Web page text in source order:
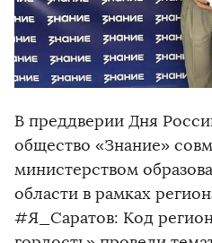
В преддверии Дня
общество «Знание»
министерством
области в рамках
#Я_Саратов: Код